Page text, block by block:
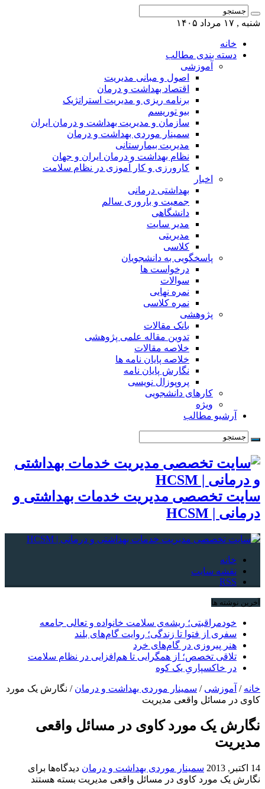
شنبه , ۱۷ مرداد ۱۴۰۵
خانه
دسته بندی مطالب
آموزشی
اصول و مبانی مدیریت
اقتصاد بهداشت و درمان
برنامه ریزی و مدیریت استراتژیک
بیو توریسم
سازمان و مدیریت بهداشت و درمان ایران
سمینار موردی بهداشت و درمان
مدیریت بیمارستانی
نظام بهداشت و درمان ایران و جهان
کارورزی و کار آموزی در نظام سلامت
اخبار
بهداشتی درمانی
جمعیت و باروری سالم
دانشگاهی
مدیر سایت
مدیریتی
کلاسی
پاسخگویی به دانشجویان
درخواست ها
سوالات
نمره نهایی
نمره کلاسی
پژوهشی
بانک مقالات
تدوین مقاله علمی پژوهشی
خلاصه مقالات
خلاصه پایان نامه ها
نگارش پایان نامه
پروپوزال نویسی
کارهای دانشجویی
ویژه
آرشیو مطالب
سایت تخصصی مدیریت خدمات بهداشتی و
درمانی | HCSM
خانه
نقشه سایت
RSS
آخرین نوشته ها
خودمراقبتی؛ ریشه‌ی سلامت خانواده و تعالی جامعه
سفری از فتوا تا زندگی؛ روایت گام‌های بلند
هنر پیروزی در گام‌های خرد
تلاقی تخصص؛ از همگرایی تا هم‌افزایی در نظام سلامت
در خاکسپاریِ یک کوه
خانه / آموزشی / سمینار موردی بهداشت و درمان / نگارش یک مورد
کاوی در مسائل واقعی مدیریت
نگارش یک مورد کاوی در مسائل واقعی
مدیریت
14 اکتبر, 2013 سمینار موردی بهداشت و درمان دیدگاه‌ها برای
نگارش یک مورد کاوی در مسائل واقعی مدیریت بسته هستند